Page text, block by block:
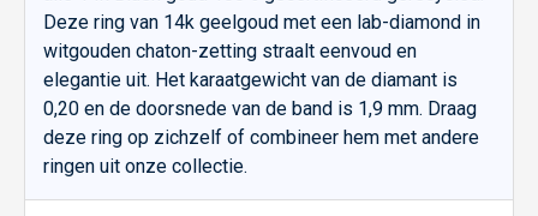
Deze ring van 14k geelgoud met een lab-diamond in
witgouden chaton-zetting straalt eenvoud en
elegantie uit. Het karaatgewicht van de diamant is
0,20 en de doorsnede van de band is 1,9 mm. Draag
deze ring op zichzelf of combineer hem met andere
ringen uit onze collectie.